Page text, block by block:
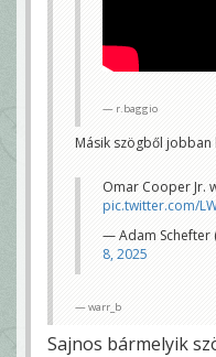
r.baggio
Másik szögből jobban
Omar Cooper Jr.
pic.twitter.com/
— Adam Schefter
8, 2025
warr_b
Sajnos bármelyik